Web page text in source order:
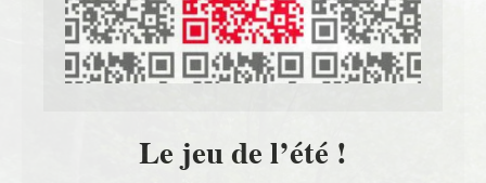
Le jeu de l’été !